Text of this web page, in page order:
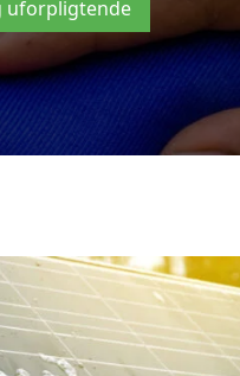
uforpligtende